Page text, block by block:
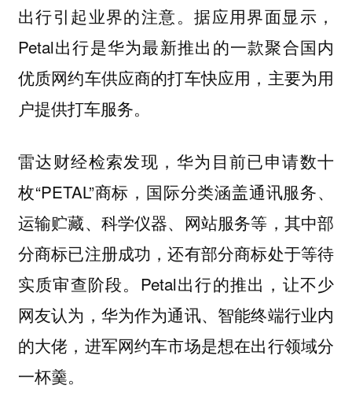
出行引起业界的注意。据应用界面显示，
Petal出行是华为最新推出的一款聚合国内
优质网约车供应商的打车快应用，主要为用
户提供打车服务。
雷达财经检索发现，华为目前已申请数十
枚“PETAL”商标，国际分类涵盖通讯服务、
运输贮藏、科学仪器、网站服务等，其中部
分商标已注册成功，还有部分商标处于等待
实质审查阶段。Petal出行的推出，让不少
网友认为，华为作为通讯、智能终端行业内
的大佬，进军网约车市场是想在出行领域分
一杯羹。